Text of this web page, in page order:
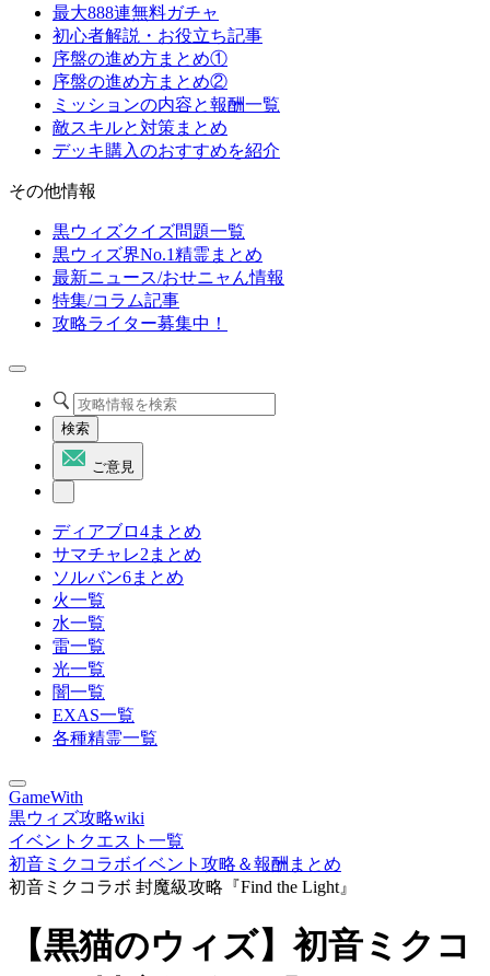
最大888連無料ガチャ
初心者解説・お役立ち記事
序盤の進め方まとめ①
序盤の進め方まとめ②
ミッションの内容と報酬一覧
敵スキルと対策まとめ
デッキ購入のおすすめを紹介
その他情報
黒ウィズクイズ問題一覧
黒ウィズ界No.1精霊まとめ
最新ニュース/おせニャん情報
特集/コラム記事
攻略ライター募集中！
検索
ご意見
ディアブロ4まとめ
サマチャレ2まとめ
ソルバン6まとめ
火一覧
水一覧
雷一覧
光一覧
闇一覧
EXAS一覧
各種精霊一覧
GameWith
黒ウィズ攻略wiki
イベントクエスト一覧
初音ミクコラボイベント攻略＆報酬まとめ
初音ミクコラボ 封魔級攻略『Find the Light』
【黒猫のウィズ】初音ミクコ